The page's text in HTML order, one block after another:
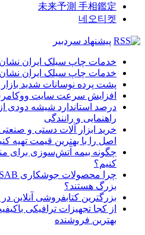
未来予測 手相鑑定
네오티켓
پیشنهاد سردبیر
خدمات چاپ سیلک ایران نشان
خدمات چاپ سیلک ایران نشان
پشت پرده نوسانات شدید
افزایش سرعت سایت
درصد استاندارد شیشه دودی
راهنمایی و رانندگی
خرید ابزار آلات دستی و
اصل را با بهترین قیمت تهیه
چگونه بیمه آتش‌سوزی برای
کنیم؟
بزرگ هستند؟
بزرگترین کتابفروشی آنلاین
از کجا تجهیزات ترافیکی
بهترین فروشنده